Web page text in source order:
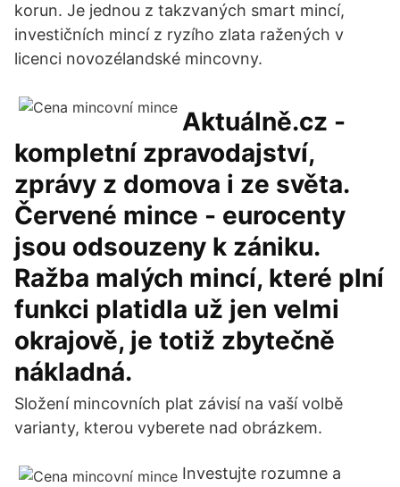
korun. Je jednou z takzvaných smart mincí,
investičních mincí z ryzího zlata ražených v
licenci novozélandské mincovny.
Aktuálně.cz -
kompletní zpravodajství,
zprávy z domova i ze světa.
Červené mince - eurocenty
jsou odsouzeny k zániku.
Ražba malých mincí, které plní
funkci platidla už jen velmi
okrajově, je totiž zbytečně
nákladná.
Složení mincovních plat závisí na vaší volbě
varianty, kterou vyberete nad obrázkem.
Investujte rozumne a